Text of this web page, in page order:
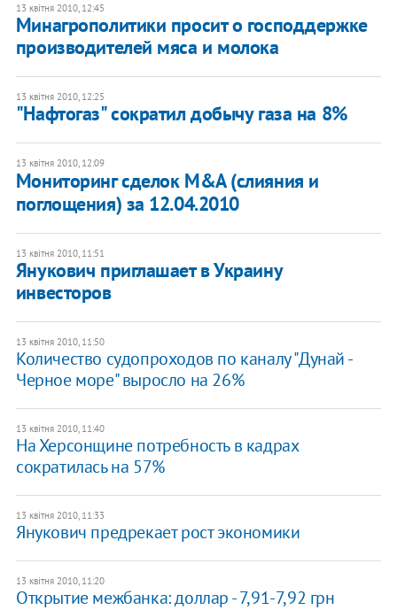
13 квітня 2010, 12:45
Минагрополитики просит о господдержке
производителей мяса и молока
13 квітня 2010, 12:25
"Нафтогаз" сократил добычу газа на 8%
13 квітня 2010, 12:09
Мониторинг сделок M&A (слияния и
поглощения) за 12.04.2010
13 квітня 2010, 11:51
Янукович приглашает в Украину
инвесторов
13 квітня 2010, 11:50
Количество судопроходов по каналу "Дунай -
Черное море" выросло на 26%
13 квітня 2010, 11:40
На Херсонщине потребность в кадрах
сократилась на 57%
13 квітня 2010, 11:33
Янукович предрекает рост экономики
13 квітня 2010, 11:20
Открытие межбанка: доллар - 7,91-7,92 грн